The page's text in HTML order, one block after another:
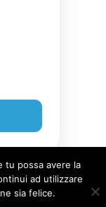
tu possa avere la
ad utilizzare
sia felice.